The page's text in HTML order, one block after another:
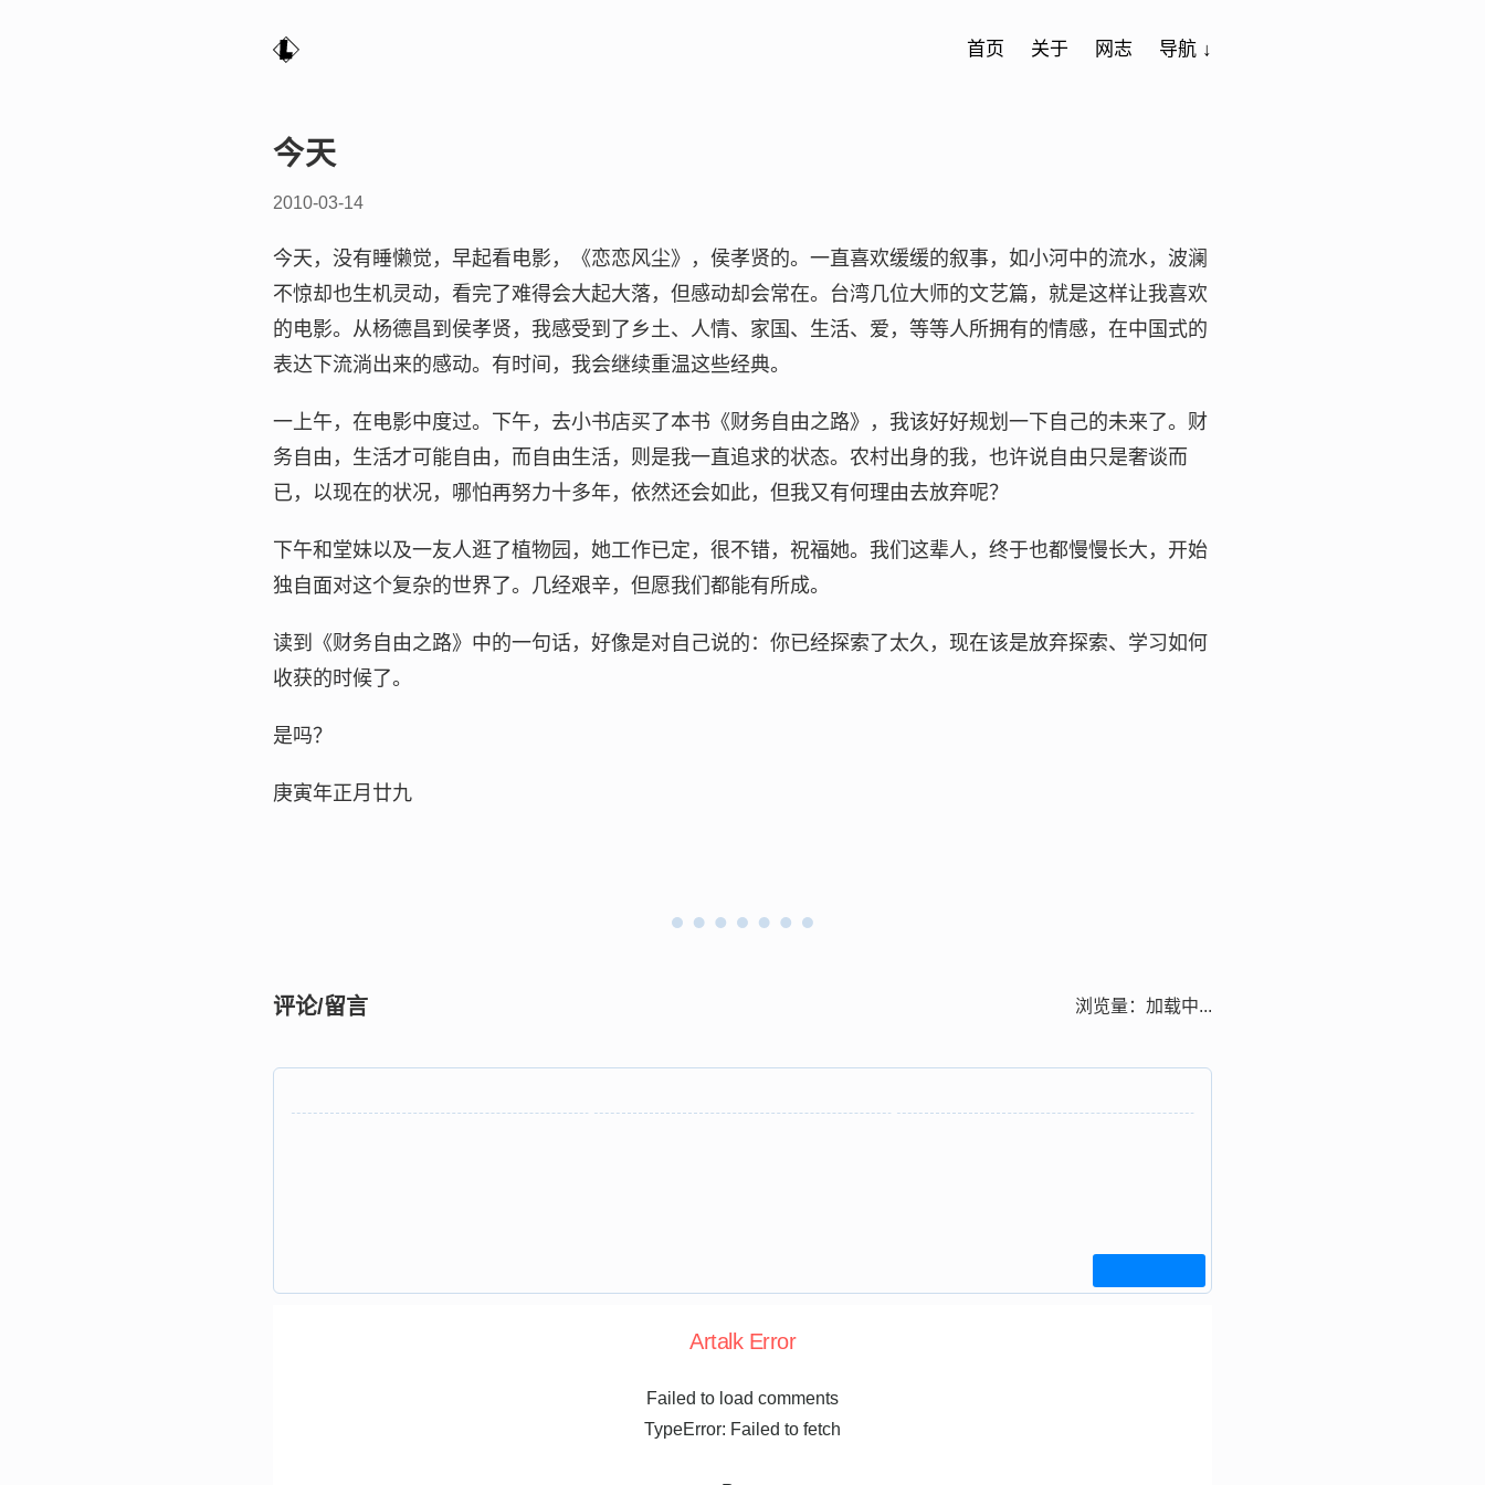
首页 关于 网志 导航 ↓
今天
2010-03-14
今天，没有睡懒觉，早起看电影，《恋恋风尘》，侯孝贤的。一直喜欢缓缓的叙事，如小河中的流水，波澜
不惊却也生机灵动，看完了难得会大起大落，但感动却会常在。台湾几位大师的文艺篇，就是这样让我喜欢
的电影。从杨德昌到侯孝贤，我感受到了乡土、人情、家国、生活、爱，等等人所拥有的情感，在中国式的
表达下流淌出来的感动。有时间，我会继续重温这些经典。
一上午，在电影中度过。下午，去小书店买了本书《财务自由之路》，我该好好规划一下自己的未来了。财
务自由，生活才可能自由，而自由生活，则是我一直追求的状态。农村出身的我，也许说自由只是奢谈而
已，以现在的状况，哪怕再努力十多年，依然还会如此，但我又有何理由去放弃呢？
下午和堂妹以及一友人逛了植物园，她工作已定，很不错，祝福她。我们这辈人，终于也都慢慢长大，开始
独自面对这个复杂的世界了。几经艰辛，但愿我们都能有所成。
读到《财务自由之路》中的一句话，好像是对自己说的：你已经探索了太久，现在该是放弃探索、学习如何
收获的时候了。
是吗？
庚寅年正月廿九
评论/留言 浏览量： 加载中...
Artalk Error
Failed to load comments
TypeError: Failed to fetch